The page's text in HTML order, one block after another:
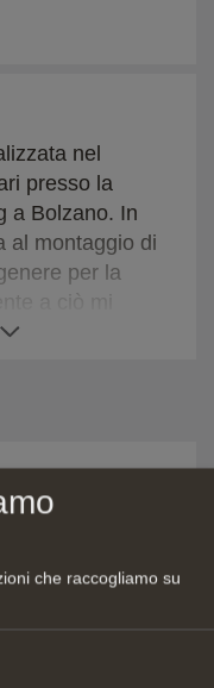
nel
presso la
a Bolzano. In
al montaggio di
per la
e montaggio
a cui poter
che raccogliamo su